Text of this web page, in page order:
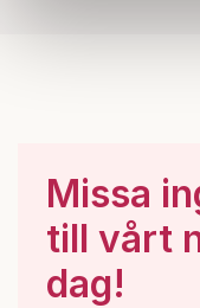
Missa
till vårt
dag!